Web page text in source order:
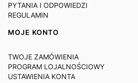
PYTANIA I ODPOWIEDZI
REGULAMIN
MOJE KONTO
TWOJE ZAMÓWIENIA
PROGRAM LOJALNOŚCIOWY
USTAWIENIA KONTA